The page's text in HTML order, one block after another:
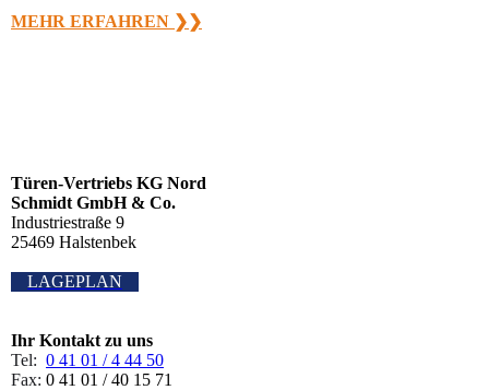
MEHR ERFAHREN ❯❯
Türen-Vertriebs KG Nord
Schmidt GmbH & Co.
Industriestraße 9
25469 Halstenbek
LAGEPLAN
Ihr Kontakt zu uns
Tel: 0 41 01 / 4 44 50
Fax: 0 41 01 / 40 15 71